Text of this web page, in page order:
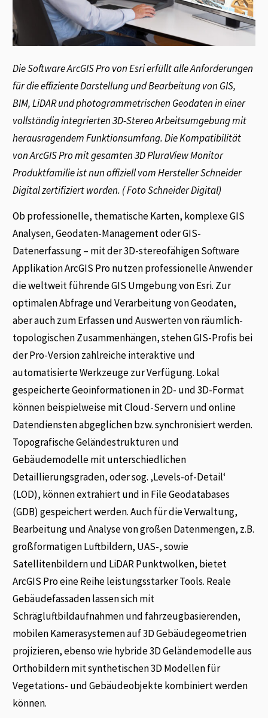
Die Software ArcGIS Pro von Esri erfüllt alle Anforderungen
für die effiziente Darstellung und Bearbeitung von GIS,
BIM, LiDAR und photogrammetrischen Geodaten in einer
vollständig integrierten 3D-Stereo Arbeitsumgebung mit
herausragendem Funktionsumfang. Die Kompatibilität
von ArcGIS Pro mit gesamten 3D PluraView Monitor
Produktfamilie ist nun offiziell vom Hersteller Schneider
Digital zertifiziert worden. ( FotoSchneider Digital)
Ob professionelle, thematische Karten, komplexe GIS
Analysen, Geodaten-Management oder GIS-
Datenerfassung – mit der 3D-stereofähigen Software
Applikation ArcGIS Pro nutzen professionelle Anwender
die weltweit führende GIS Umgebung von Esri. Zur
optimalen Abfrage und Verarbeitung von Geodaten,
aber auch zum Erfassen und Auswerten von räumlich-
topologischen Zusammenhängen, stehen GIS-Profis bei
der Pro-Version zahlreiche interaktive und
automatisierte Werkzeuge zur Verfügung. Lokal
gespeicherte Geoinformationen in 2D- und 3D-Format
können beispielweise mit Cloud-Servern und online
Datendiensten abgeglichen bzw. synchronisiert werden.
Topografische Geländestrukturen und
Gebäudemodelle mit unterschiedlichen
Detaillierungsgraden, oder sog. ‚Levels-of-Detail‘
(LOD), können extrahiert und in File Geodatabases
(GDB) gespeichert werden. Auch für die Verwaltung,
Bearbeitung und Analyse von großen Datenmengen, z.B.
großformatigen Luftbildern, UAS-, sowie
Satellitenbildern und LiDAR Punktwolken, bietet
ArcGIS Pro eine Reihe leistungsstarker Tools. Reale
Gebäudefassaden lassen sich mit
Schrägluftbildaufnahmen und fahrzeugbasierenden,
mobilen Kamerasystemen auf 3D Gebäudegeometrien
projizieren, ebenso wie hybride 3D Geländemodelle aus
Orthobildern mit synthetischen 3D Modellen für
Vegetations- und Gebäudeobjekte kombiniert werden
können.